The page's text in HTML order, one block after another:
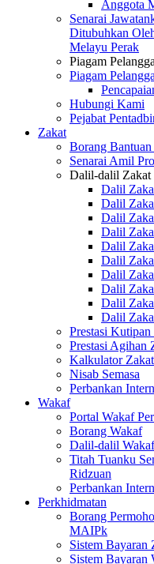
Anggota
Senarai
Ditubuhkan
Melayu Perak
Piagam
Piagam
Hubungi Kami
Pejabat
Zakat
Borang
Senarai Amil
Dalil-dalil Zakat
Dalil
Dalil
Dalil
Dalil
Dalil
Dalil
Dalil
Dalil
Dalil
Dalil
Prestasi Kutipan
Prestasi Agihan
Kalkulator Zakat
Nisab Semasa
Perbankan
Wakaf
Portal Wakaf
Borang Wakaf
Dalil-dalil Wakaf
Titah Tuanku
Ridzuan
Perbankan
Perkhidmatan
Borang
MAIPk
Sistem
Sistem